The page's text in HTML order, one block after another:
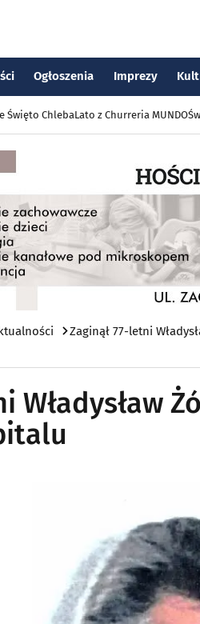
Ogłoszenia Imprezy
Święto ChlebaLato z Churreria MUNDO
Zaginął 77-letni
Władysław